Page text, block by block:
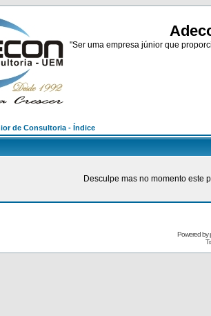
"Ser uma empresa júnior que
de Consultoria - Índice
Desculpe mas no momento este
Powered by